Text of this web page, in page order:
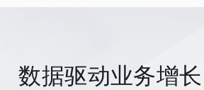
数据驱动业务增长